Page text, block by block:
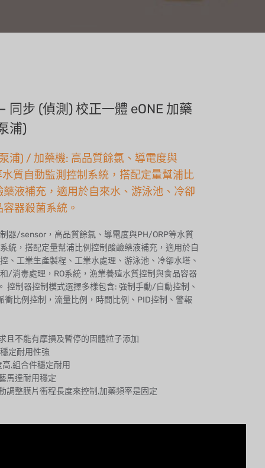
同步 (偵測) 校正一體 eONE 加藥
浦)
浦) / 加藥機: 高品質餘氯、導電度與
質自動監測控制系統，搭配定量幫浦比
藥液補充，適用於自來水、游泳池、冷卻
器殺菌系統。
器/sensor，高品質餘氯、導電度與PH/ORP等水質
統，搭配定量幫浦比例控制酸鹼藥液補充，適用於自
、工業生產製程、工業水處理、游泳池、冷卻水塔、
/消毒處理，RO系統，漁業養殖水質控制與食品容器
控制器控制模式選擇多樣包含: 強制手動/自動控制、
衝比例控制，流量比例，時間比例、PID控制、警報
且不能有摩損及暫停的固體粒子添加
定耐用性強
高,組合件穩定耐用
馬達耐用穩定
調整膜片衝程長度來控制,加藥頻率是固定